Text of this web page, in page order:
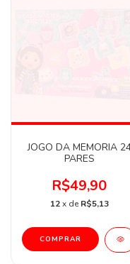
JOGO DA MEMORIA
PARES
R$49,90
12 x de R$5,13